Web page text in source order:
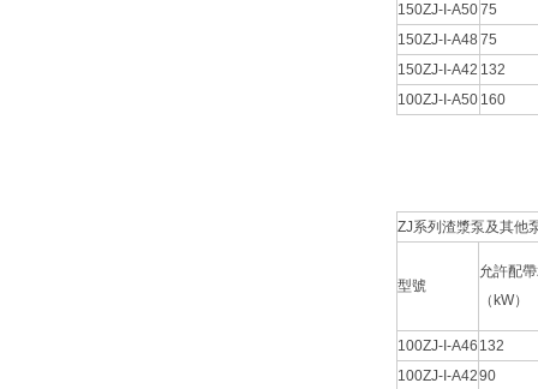
150ZJ-I-A5075
150ZJ-I-A48 75
150ZJ-I-A42 132
100ZJ-I-A50 160
ZJ系列渣漿泵及其他
型號
允許配
（kW）
100ZJ-I-A46 132
100ZJ-I-A4290